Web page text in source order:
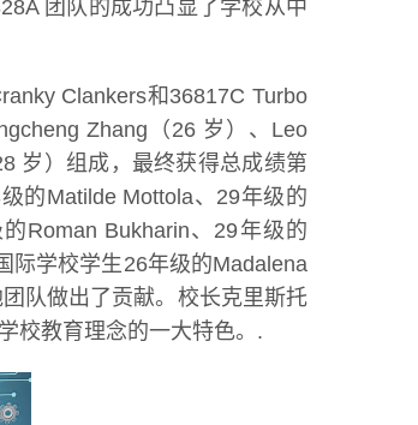
团队的成功凸显了学校从中
Clankers和36817C Turbo
Zhang（26 岁）、Leo
岁）组成，最终获得总成绩第
的Matilde Mottola、29年级的
Roman Bukharin、29年级的
际学校学生26年级的Madalena
队做出了贡献。校长克里斯托
校教育理念的一大特色。.